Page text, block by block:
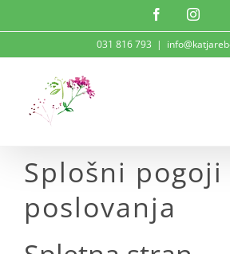
to
Facebook
031 816 793 |
Splošni pogoji
poslovanja